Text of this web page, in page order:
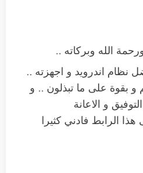
الله وبركاته ..
نظام اندرويد و اجهزته ..
و بقوة على ما تبذلون .. و
و الاعانة
الرابط فادني كثيرا